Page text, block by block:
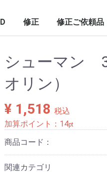
修正 修正ご依頼品
シューマン
オリン）
¥ 1,518 税込
加算ポイント： 14pt
商品コード：
関連カテゴリ